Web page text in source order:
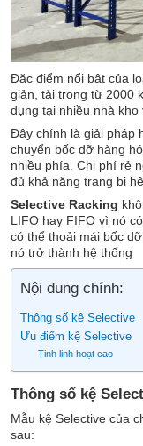
Đặc điểm nổi bật của
giản, tải trọng từ 2000
dụng tại nhiều nhà kho
Đây chính là giải pháp
chuyển bốc dỡ hàng
nhiều phía. Chi phí rẻ
đủ khả năng trang bị
Selective Racking
LIFO hay FIFO vì nó
có thể thoải mái bốc
nó trở thành hệ thống
Nội dung chính:
Thông số kệ Selective
Ưu điểm kệ Selective
Tinh linh hoạt cao
Thông số kệ
Mẫu kệ Selective của
sau: